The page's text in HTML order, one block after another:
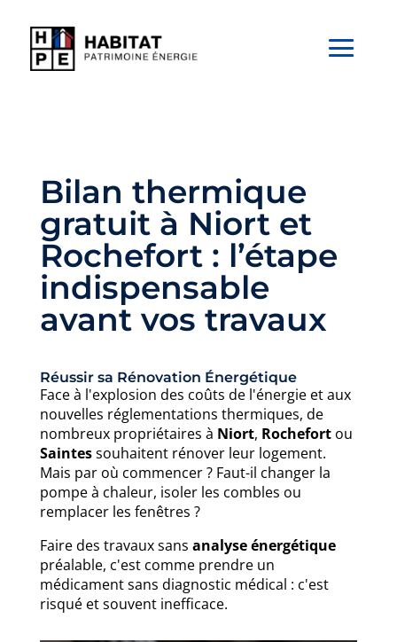
Bilan thermique
gratuit à Niort et
Rochefort : l’étape
indispensable
avant vos travaux
Réussir sa Rénovation Énergétique
Face à l'explosion des coûts de l'énergie et aux
nouvelles réglementations thermiques, de
nombreux propriétaires à Niort, Rochefortou
Saintessouhaitent rénover leur logement.
Mais par où commencer ? Faut-il changer la
pompe à chaleur, isoler les combles ou
remplacer les fenêtres ?
Faire des travaux sans analyse énergétique
préalable, c'est comme prendre un
médicament sans diagnostic médical : c'est
risqué et souvent inefficace.